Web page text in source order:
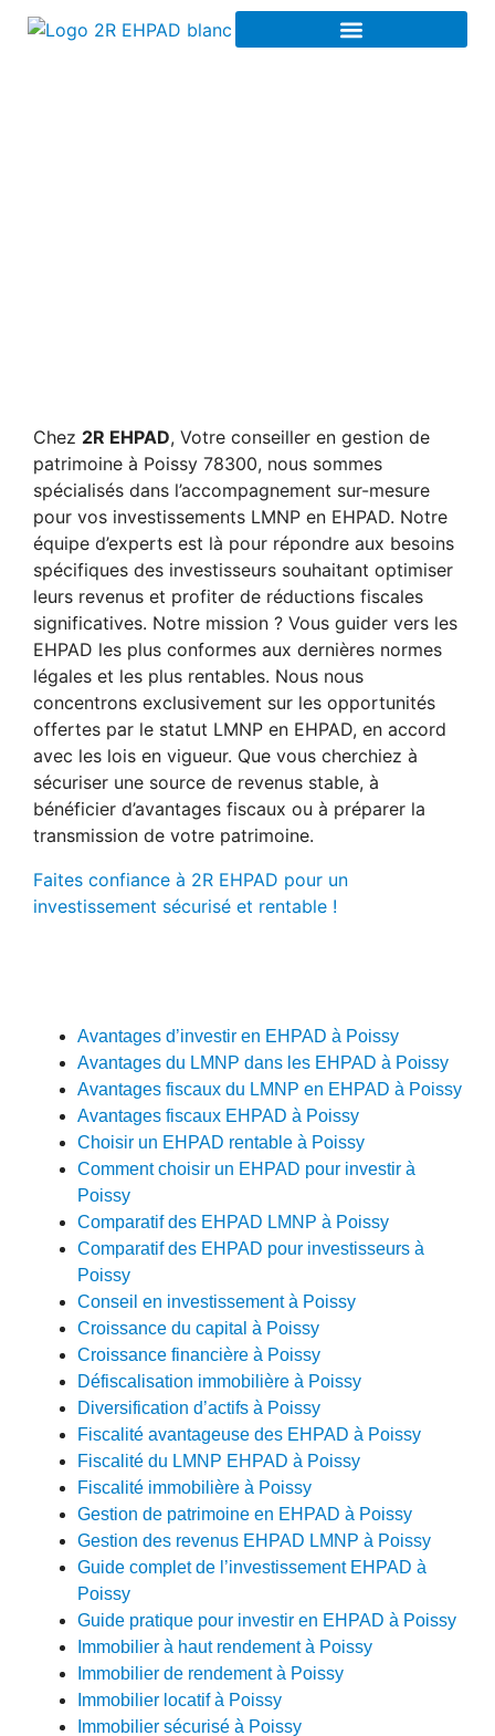
Chez 2R EHPAD, Votre conseiller en gestion de
patrimoine à Poissy 78300, nous sommes
spécialisés dans l’accompagnement sur-mesure
pour vos investissements LMNP en EHPAD. Notre
équipe d’experts est là pour répondre aux besoins
spécifiques des investisseurs souhaitant optimiser
leurs revenus et profiter de réductions fiscales
significatives. Notre mission ? Vous guider vers les
EHPAD les plus conformes aux dernières normes
légales et les plus rentables. Nous nous
concentrons exclusivement sur les opportunités
offertes par le statut LMNP en EHPAD, en accord
avec les lois en vigueur. Que vous cherchiez à
sécuriser une source de revenus stable, à
bénéficier d’avantages fiscaux ou à préparer la
transmission de votre patrimoine.
Faites confiance à 2R EHPAD pour un
investissement sécurisé et rentable !
Avantages d’investir en EHPAD à Poissy
Avantages du LMNP dans les EHPAD à Poissy
Avantages fiscaux du LMNP en EHPAD à Poissy
Avantages fiscaux EHPAD à Poissy
Choisir un EHPAD rentable à Poissy
Comment choisir un EHPAD pour investir à
Poissy
Comparatif des EHPAD LMNP à Poissy
Comparatif des EHPAD pour investisseurs à
Poissy
Conseil en investissement à Poissy
Croissance du capital à Poissy
Croissance financière à Poissy
Défiscalisation immobilière à Poissy
Diversification d’actifs à Poissy
Fiscalité avantageuse des EHPAD à Poissy
Fiscalité du LMNP EHPAD à Poissy
Fiscalité immobilière à Poissy
Gestion de patrimoine en EHPAD à Poissy
Gestion des revenus EHPAD LMNP à Poissy
Guide complet de l’investissement EHPAD à
Poissy
Guide pratique pour investir en EHPAD à Poissy
Immobilier à haut rendement à Poissy
Immobilier de rendement à Poissy
Immobilier locatif à Poissy
Immobilier sécurisé à Poissy